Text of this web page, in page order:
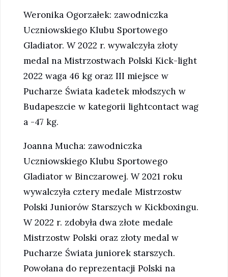
Weronika Ogorzałek: zawodniczka
Uczniowskiego Klubu Sportowego
Gladiator. W 2022 r. wywalczyła złoty
medal na Mistrzostwach Polski Kick-light
2022 waga 46 kg oraz III miejsce w
Pucharze Świata kadetek młodszych w
Budapeszcie w kategorii lightcontact wag
a -47 kg.
Joanna Mucha: zawodniczka
Uczniowskiego Klubu Sportowego
Gladiator w Binczarowej. W 2021 roku
wywalczyła cztery medale Mistrzostw
Polski Juniorów Starszych w Kickboxingu.
W 2022 r. zdobyła dwa złote medale
Mistrzostw Polski oraz złoty medal w
Pucharze Świata juniorek starszych.
Powołana do reprezentacji Polski na